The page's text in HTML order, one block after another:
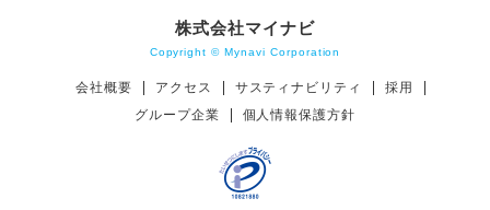
株式会社マイナビ
Copyright © Mynavi Corporation
会社概要 アクセス サスティナビリティ
採用
グループ企業
個人情報保護方針